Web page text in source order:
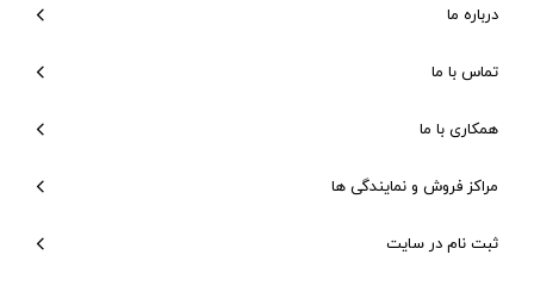
درباره ما
تماس با ما
همکاری با ما
مراکز فروش و نمایندگی ها
ثبت نام در سایت